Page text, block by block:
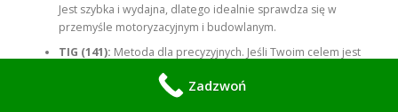
Jest szybka i wydajna, dlatego idealnie sprawdza się w
przemyśle motoryzacyjnym i budowlanym.
TIG (141): Metoda dla precyzyjnych. Jeśli Twoim celem jest
spawanie stali nierdzewnej, aluminium czy cienkich arkuszy
blachy, TIG jest bezkonkurencyjny pod kątem estetyki i jakości
Zadzwoń